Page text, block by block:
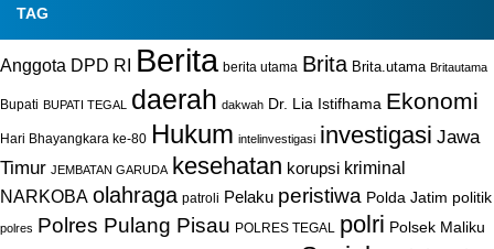
TAG
Anggota DPD RI Berita berita utama Brita Brita.utama Britautama
Bupati BUPATI TEGAL daerah dakwah Dr. Lia Istifhama Ekonomi
Hari Bhayangkara ke-80 Hukum intelinvestigasi investigasi Jawa
Timur JEMBATAN GARUDA kesehatan korupsi kriminal
NARKOBA olahraga patroli Pelaku peristiwa Polda Jatim politik
polres Polres Pulang Pisau POLRES TEGAL polri Polsek Maliku